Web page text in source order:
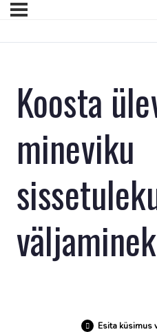
Koosta
mineviku
Esita küsimus